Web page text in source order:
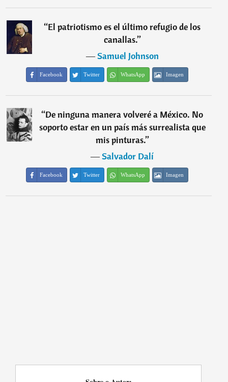
“El patriotismo es el último refugio de los
canallas.”
―Samuel Johnson
Facebook Twitter WhatsApp Imagen
“De ninguna manera volveré a México. No
soporto estar en un país más surrealista que
mis pinturas.”
―Salvador Dalí
Facebook Twitter WhatsApp Imagen